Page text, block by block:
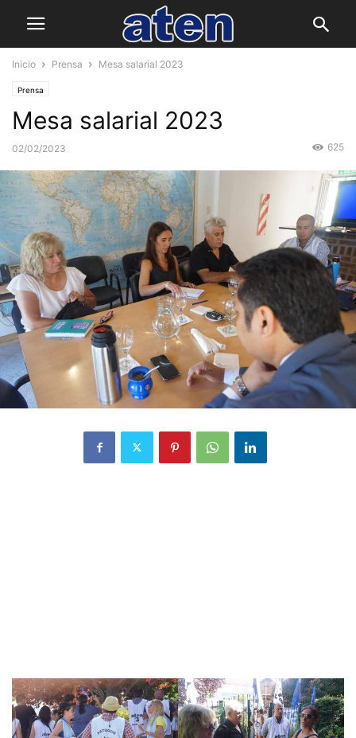
Inicio Prensa Mesa salarial 2023
Prensa
Mesa salarial 2023
02/02/2023 625